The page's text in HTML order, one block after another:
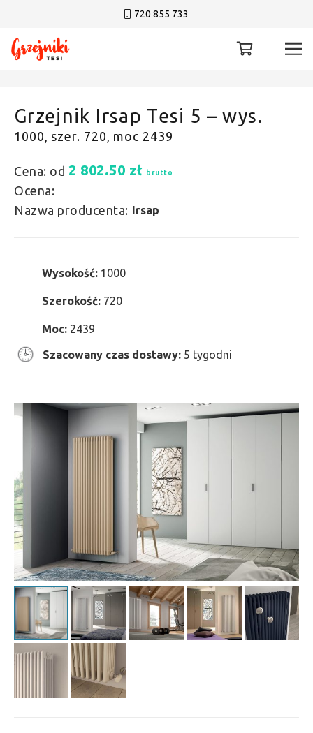
720 855 733
Grzejnik Irsap Tesi 5 – wys.
1000, szer. 720, moc 2439
Cena: od 2 802.50 zł brutto
Ocena:
Nazwa producenta: Irsap
Wysokość: 1000
Szerokość: 720
Moc: 2439
Szacowany czas dostawy: 5 tygodni